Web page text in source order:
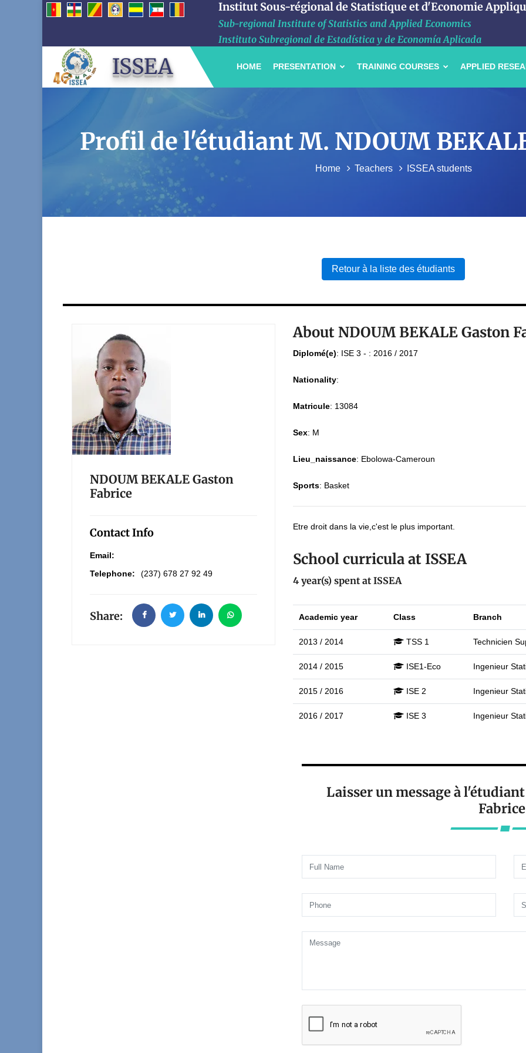
Institut Sous-régional de Statistique et d'Economie
Sub-regional Institute of Statistics and Applied Economics
Instituto Subregional de Estadística y de Economía Aplicada
ISSEA HOME PRESENTATION TRAINING COURSES APPLIED
Profil de l'étudiant M. NDOUM
Home Teachers ISSEA students
Retour à la liste des étudiants
NDOUM BEKALE Gaston
Fabrice
Contact Info
Email:
Telephone:
(237) 678 27 92 49
Share:
About NDOUM BEKALE Gaston
Diplomé(e): ISE 3 - : 2016 / 2017
Nationality:
Matricule: 13084
Sex: M
Lieu_naissance: Ebolowa-Cameroun
Sports: Basket
Etre droit dans la vie,c'est le plus important.
School curricula at ISSEA
4 year(s) spent at ISSEA
Academic year Class Branch
2013 / 2014 TSS 1 Technicien
2014 / 2015 ISE1-Eco Ingenieur
2015 / 2016 ISE 2 Ingenieur
2016 / 2017 ISE 3 Ingenieur
Laisser un message à